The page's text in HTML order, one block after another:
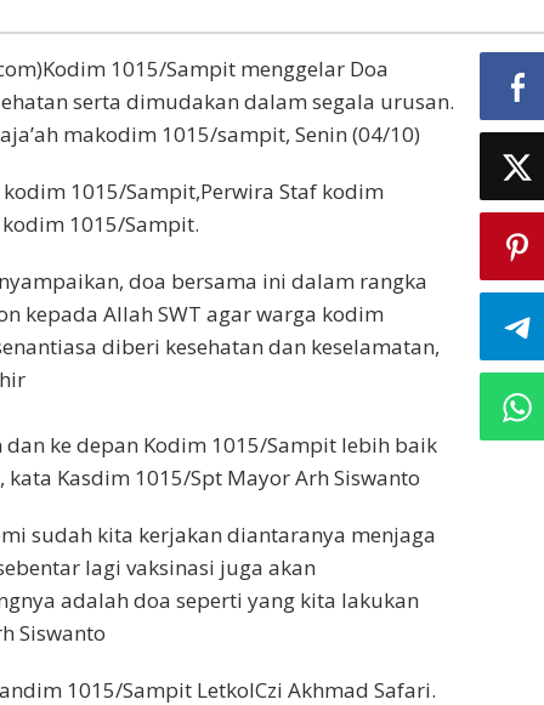
1015/Sampit menggelar Doa
serta dimudakan dalam segala urusan.
makodim 1015/sampit, Senin (04/10)
1015/Sampit,Perwira Staf kodim
1015/Sampit.
doa bersama ini dalam rangka
kepada Allah SWT agar warga kodim
diberi kesehatan dan keselamatan,
ke depan Kodim 1015/Sampit lebih baik
Kasdim 1015/Spt Mayor Arh Siswanto
sudah kita kerjakan diantaranya menjaga
lagi vaksinasi juga akan
adalah doa seperti yang kita lakukan
Siswanto
1015/Sampit LetkolCzi Akhmad Safari.